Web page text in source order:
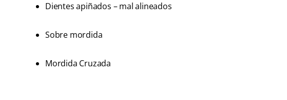
Dientes apiñados – mal alineados
Sobre mordida
Mordida Cruzada